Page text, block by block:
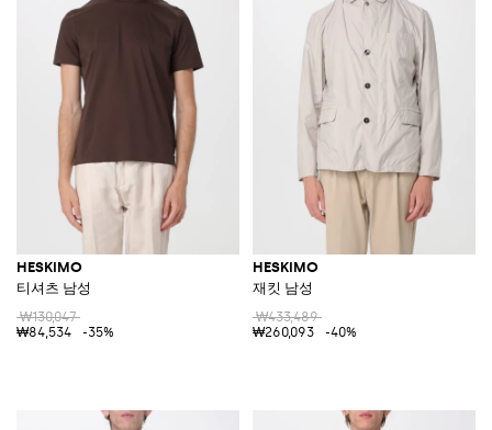
HESKIMO
티셔츠 남성
₩130,047
₩84,534
-35%
HESKIMO
재킷 남성
₩433,489
₩260,093
-40%